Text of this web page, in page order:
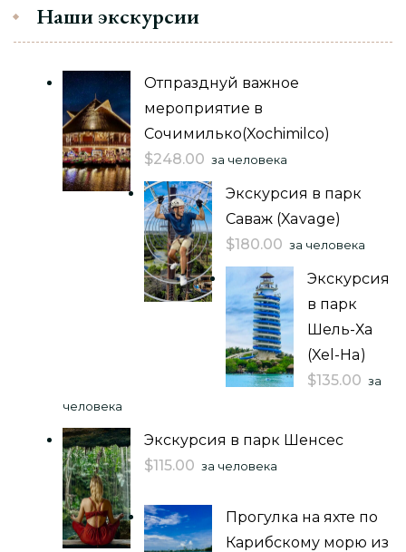
Наши экскурсии
Отпразднуй важное
мероприятие в
Сочимилько(Xochimilco)
$248.00 за человека
Экскурсия в парк
Саваж (Xavage)
$180.00 за человека
Экскурсия
в парк
Шель-Ха
(Xel-Ha)
$135.00 за
человека
Экскурсия в парк Шенсес
$115.00 за человека
Прогулка на яхте по
Карибскому морю из